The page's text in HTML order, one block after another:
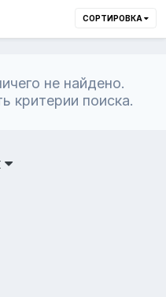
СОРТИРОВКА
не найдено.
критерии поиска.